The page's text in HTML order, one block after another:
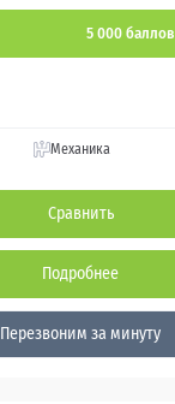
5 000 баллов
Механика
Сравнить
Подробнее
Перезвоним за минуту